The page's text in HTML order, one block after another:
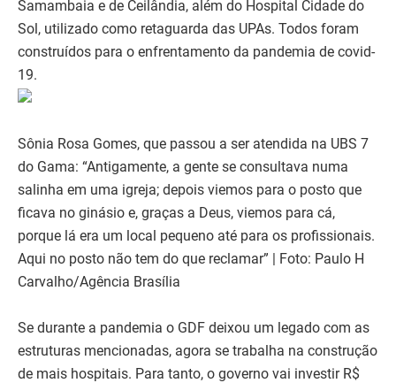
Samambaia e de Ceilândia, além do Hospital Cidade do
Sol, utilizado como retaguarda das UPAs. Todos foram
construídos para o enfrentamento da pandemia de covid-
19.
Sônia Rosa Gomes, que passou a ser atendida na UBS 7
do Gama: “Antigamente, a gente se consultava numa
salinha em uma igreja; depois viemos para o posto que
ficava no ginásio e, graças a Deus, viemos para cá,
porque lá era um local pequeno até para os profissionais.
Aqui no posto não tem do que reclamar” | Foto: Paulo H
Carvalho/Agência Brasília
Se durante a pandemia o GDF deixou um legado com as
estruturas mencionadas, agora se trabalha na construção
de mais hospitais. Para tanto, o governo vai investir R$